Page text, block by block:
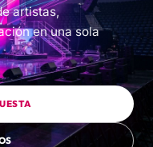
artistas,
en una sola